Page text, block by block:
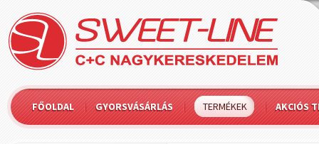
FŐOLDAL GYORSVÁSÁRLÁS TERMÉKEK AKCIÓS